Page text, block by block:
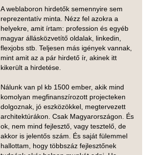
A weblaboron hirdetők semennyire sem
reprezentatív minta. Nézz fel azokra a
helyekre, amit írtam: profession és egyéb
magyar állásközvetítő oldalak, linkedin,
flexjobs stb. Teljesen más igények vannak,
mint amit az a pár hirdető ír, akinek itt
kikerült a hirdetése.
Nálunk van pl kb 1500 ember, akik mind
komolyan megfinanszírozott projecteken
dolgoznak, jó eszközökkel, megtervezett
architektúrákon. Csak Magyarországon. És
ok, nem mind fejlesztő, vagy tesztelő, de
akkor is jelentős szám. És saját fülemmel
hallottam, hogy többszáz fejlesztőnek